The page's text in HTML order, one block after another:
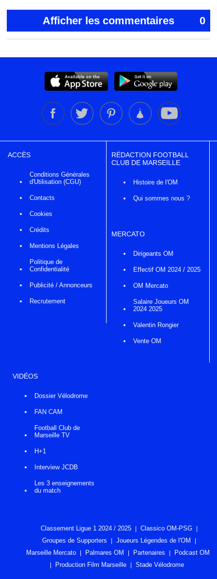
Afficher les commentaires 0
ACCÈS
Conditions Générales
d'Utilisation (CGU)
Contacts
Cookies
Crédits
Mentions Légales
Politique de
Confidentialité
Publicité / Annonceurs
Recrutement
RÉDACTION FOOTBALL
CLUB DE MARSEILLE
Histoire de l'OM
Qui sommes nous ?
MERCATO
Dirigeants OM
Effectif OM 2024 / 2025
OM Mercato
Salaire Joueurs OM
2024 2025
Valentin Rongier
Vente OM
VIDÉOS
Dossier Vélodrome
FAN CAM
Football Club de
Marseille TV
H+1
Interview JCDB
Les 3 enseignements
du match
Classement Ligue 1 2024 / 2025
Classico OM-PSG
Groupes de Supporters
Joueurs Légendes de l'OM
Marseille Mercato
Palmares OM Partenaires
Podcast OM
Production Film Marseille
Stade Vélodrome